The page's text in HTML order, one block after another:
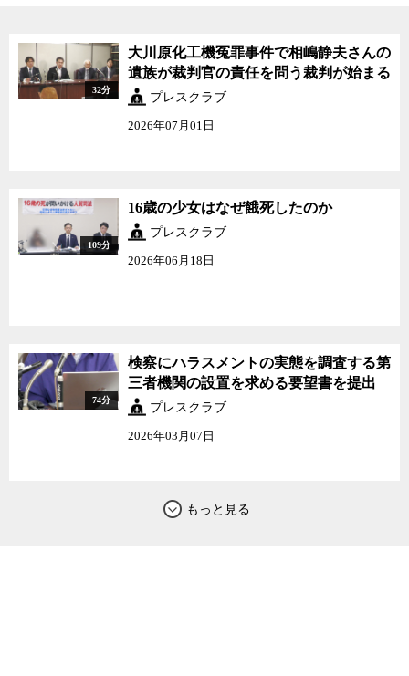
32分
大川原化工機冤罪事件で相嶋静夫さんの
遺族が裁判官の責任を問う裁判が始まる
プレスクラブ
2026年07月01日
109分
16歳の少女はなぜ餓死したのか
プレスクラブ
2026年06月18日
74分
検察にハラスメントの実態を調査する第
三者機関の設置を求める要望書を提出
プレスクラブ
2026年03月07日